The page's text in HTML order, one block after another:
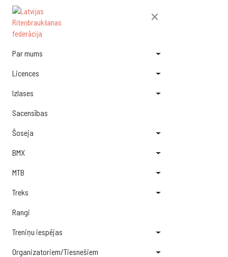
×
Par mums
Licences
Izlases
Sacensības
Šoseja
BMX
MTB
Treks
Rangi
Treniņu iespējas
Organizatoriem/Tiesnešiem